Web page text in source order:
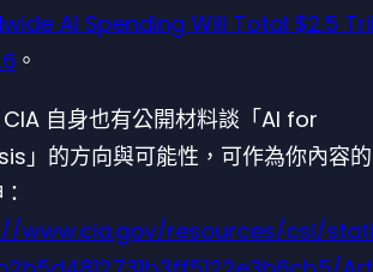
AI Spending Will Total $2.5
。
自身也有公開材料談「AI for
」的方向與可能性，可作為你內容
www.cia.gov/resources/csi/